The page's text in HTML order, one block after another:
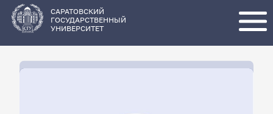
основному
содержанию
САРАТОВСКИЙ
ГОСУДАРСТВЕННЫЙ
УНИВЕРСИТЕТ